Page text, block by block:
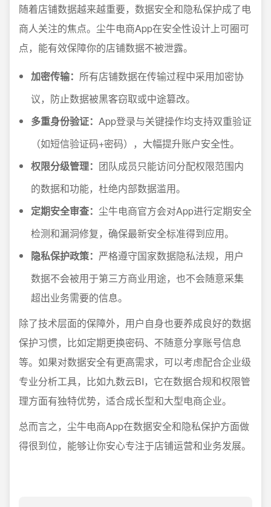
随着店铺数据越来越重要，数据安全和隐私保护成了电
商人关注的焦点。尘牛电商App在安全性设计上可圈可
点，能有效保障你的店铺数据不被泄露。
加密传输： 所有店铺数据在传输过程中采用加密协
议，防止数据被黑客窃取或中途篡改。
多重身份验证： App登录与关键操作均支持双重验证
（如短信验证码+密码），大幅提升账户安全性。
权限分级管理： 团队成员只能访问分配权限范围内
的数据和功能，杜绝内部数据滥用。
定期安全审查： 尘牛电商官方会对App进行定期安全
检测和漏洞修复，确保最新安全标准得到应用。
隐私保护政策： 严格遵守国家数据隐私法规，用户
数据不会被用于第三方商业用途，也不会随意采集
超出业务需要的信息。
除了技术层面的保障外，用户自身也要养成良好的数据
保护习惯，比如定期更换密码、不随意分享账号信息
等。如果对数据安全有更高需求，可以考虑配合企业级
专业分析工具，比如九数云BI，它在数据合规和权限管
理方面有独特优势，适合成长型和大型电商企业。
总而言之，尘牛电商App在数据安全和隐私保护方面做
得很到位，能够让你安心专注于店铺运营和业务发展。